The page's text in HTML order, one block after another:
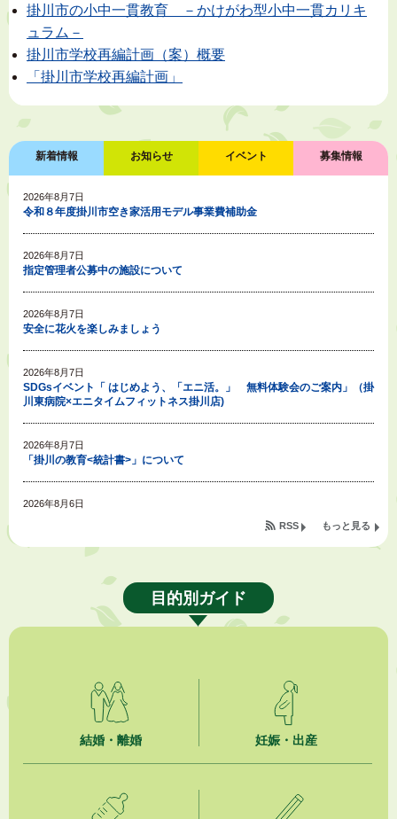
掛川市の小中一貫教育 －かけがわ型小中一貫カリキ
ュラム－
掛川市学校再編計画（案）概要
「掛川市学校再編計画」
新着情報 お知らせ イベント 募集情報
2026年8月7日
令和８年度掛川市空き家活用モデル事業費補助金
2026年8月7日
指定管理者公募中の施設について
2026年8月7日
安全に花火を楽しみましょう
2026年8月7日
SDGsイベント「 はじめよう、「エニ活。」 無料体験会のご案内」（掛
川東病院×エニタイムフィットネス掛川店)
2026年8月7日
「掛川の教育<統計書>」について
2026年8月6日
令和８年度公民館等（大東北公民館、大須賀中央公民館）講座のお知らせ
熱中症対策「クーリングシェルター」の設置について
「お茶を知る・体験する講座」を開催します
2026年8月5日
掛川市広告入り窓口封筒無償提供者募集
もっと見る
RSS
目的別ガイド
結婚・離婚 妊娠・出産